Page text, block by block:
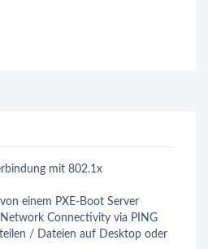
mit 802.1x
einem PXE-Boot Server
Connectivity via PING
/ Dateien auf Desktop oder